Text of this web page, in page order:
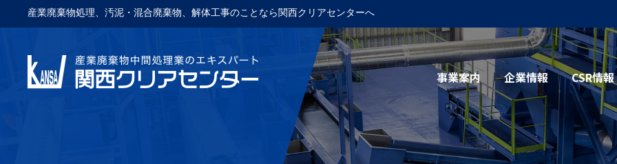
産業廃棄物処理、汚泥・混合廃棄物、解体工事のことなら関西クリアセンターへ
事業案内 企業情報 CSR情報